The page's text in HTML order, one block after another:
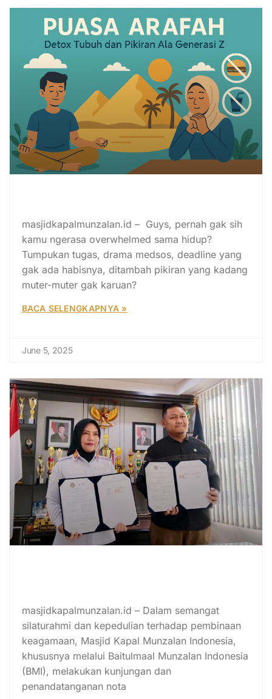
masjidkapalmunzalan.id – Guys, pernah gak sih
kamu ngerasa overwhelmed sama hidup?
Tumpukan tugas, drama medsos, deadline yang
gak ada habisnya, ditambah pikiran yang kadang
muter-muter gak karuan?
BACA SELENGKAPNYA »
June 5, 2025
masjidkapalmunzalan.id – Dalam semangat
silaturahmi dan kepedulian terhadap pembinaan
keagamaan, Masjid Kapal Munzalan Indonesia,
khususnya melalui Baitulmaal Munzalan Indonesia
(BMI), melakukan kunjungan dan
penandatanganan nota